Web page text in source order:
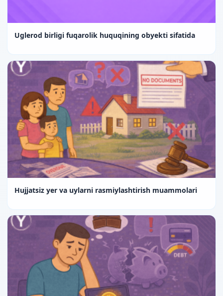
Uglerod birligi fuqarolik huquqining obyekti sifatida
Hujjatsiz yer va uylarni rasmiylashtirish muammolari